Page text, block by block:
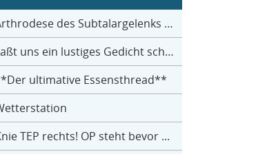
des Subtalargelenks mit 27
uns ein lustiges Gedicht schreiben- jeder einen Satz
ultimative Essensthread**
TEP rechts! OP steht bevor ...